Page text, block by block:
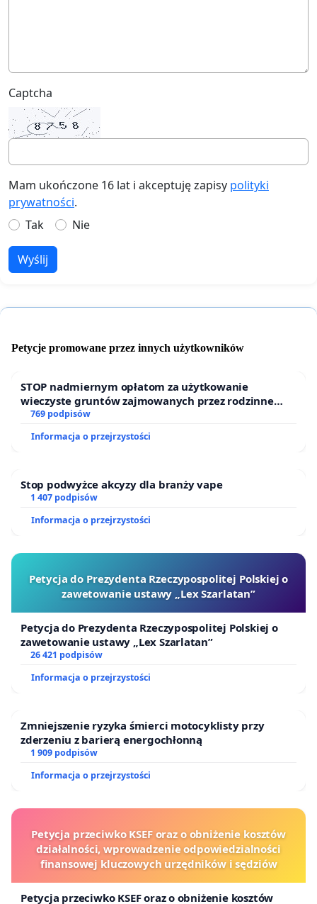
Captcha
Mam ukończone 16 lat i akceptuję zapisy polityki
prywatności.
Tak
Nie
Wyślij
Petycje promowane przez innych użytkowników
STOP nadmiernym opłatom za użytkowanie
wieczyste gruntów zajmowanych przez rodzinne
ogrody działkowe.
769 podpisów
Informacja o przejrzystości
Stop podwyżce akcyzy dla branży vape
1 407 podpisów
Informacja o przejrzystości
Petycja do Prezydenta Rzeczypospolitej Polskiej o
zawetowanie ustawy „Lex Szarlatan”
Petycja do Prezydenta Rzeczypospolitej Polskiej o
zawetowanie ustawy „Lex Szarlatan”
26 421 podpisów
Informacja o przejrzystości
Zmniejszenie ryzyka śmierci motocyklisty przy
zderzeniu z barierą energochłonną
1 909 podpisów
Informacja o przejrzystości
Petycja przeciwko KSEF oraz o obniżenie kosztów
działalności, wprowadzenie odpowiedzialności
finansowej kluczowych urzędników i sędziów
Petycja przeciwko KSEF oraz o obniżenie kosztów